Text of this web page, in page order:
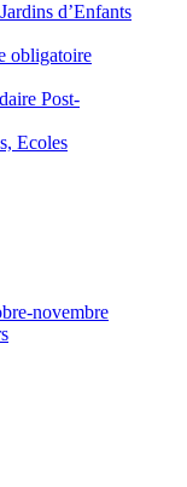
d’Enfants
obligatoire
Post-
Ecoles
novembre